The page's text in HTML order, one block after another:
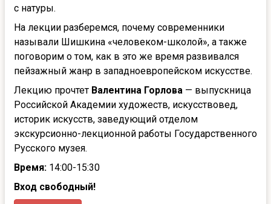
с натуры.
На лекции разберемся, почему современники
называли Шишкина «человеком-школой», а также
поговорим о том, как в это же время развивался
пейзажный жанр в западноевропейском искусстве.
Лекцию прочтет Валентина Горлова — выпускница
Российской Академии художеств, искусствовед,
историк искусств, заведующий отделом
экскурсионно-лекционной работы Государственного
Русского музея.
Время: 14:00-15:30
Вход свободный!